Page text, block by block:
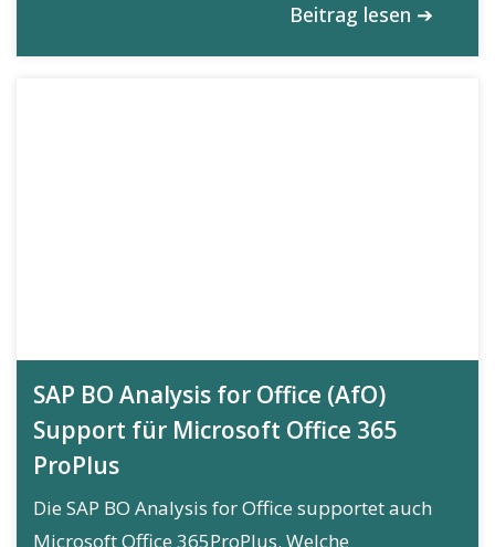
Beitrag lesen ➔
SAP BO Analysis for Office (AfO)
Support für Microsoft Office 365
ProPlus
Die SAP BO Analysis for Office supportet auch
Microsoft Office 365ProPlus. Welche